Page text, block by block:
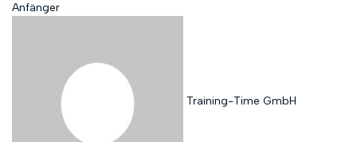
Anfänger
Training-Time GmbH